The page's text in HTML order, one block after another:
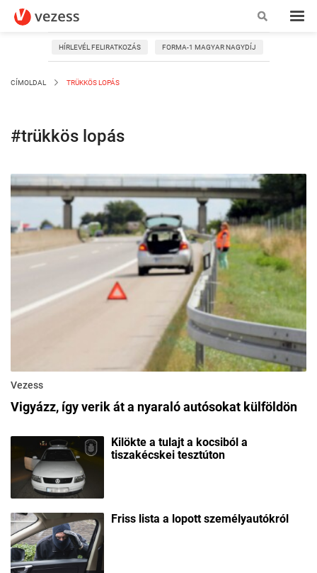
HÍRLEVÉL FELIRATKOZÁS FORMA-1 MAGYAR NAGYDÍJ
CÍMOLDAL TRÜKKÖS LOPÁS
#trükkös lopás
Vezess
Vigyázz, így verik át a nyaraló autósokat külföldön
Kilökte a tulajt a kocsiból a
tiszakécskei tesztúton
Friss lista a lopott személyautókról